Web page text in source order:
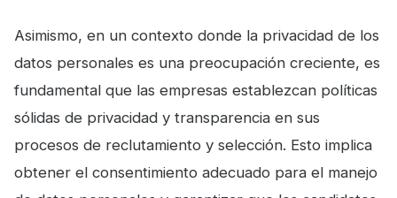
Asimismo, en un contexto donde la privacidad de los
datos personales es una preocupación creciente, es
fundamental que las empresas establezcan políticas
sólidas de privacidad y transparencia en sus
procesos de reclutamiento y selección. Esto implica
obtener el consentimiento adecuado para el manejo